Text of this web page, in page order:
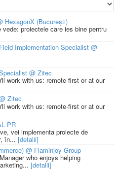
HexagonX (București)
proiectele care ies bine pentru
Implementation Specialist @
@ Zitec
work with us: remote-first or at our
Zitec
work with us: remote-first or at our
PR
vei implementa proiecte de
în... [detalii]
@ Flaminjoy Group
who enjoys helping
[detalii]